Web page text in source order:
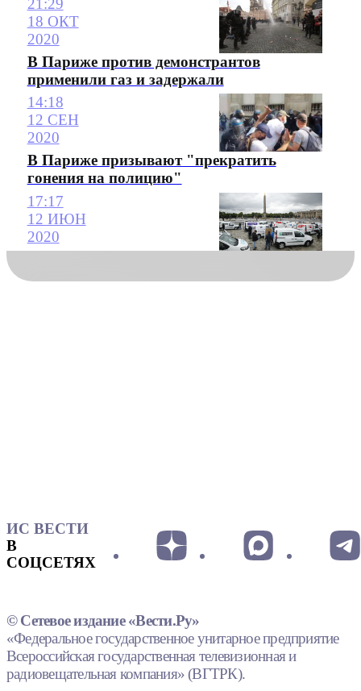
21:29
18 ОКТ
2020
В Париже против демонстрантов
применили газ и задержали
14:18
12 СЕН
2020
В Париже призывают "прекратить
гонения на полицию"
17:17
12 ИЮН
2020
ИС ВЕСТИ
В
СОЦСЕТЯХ
© Сетевое издание «Вести.Ру»
«Федеральное государственное унитарное предприятие
Всероссийская государственная телевизионная и
радиовещательная компания» (ВГТРК).